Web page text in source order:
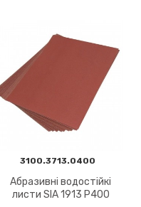
3100.3713.0400
Абразивні водостійкі
листи SIA 1913 Р400